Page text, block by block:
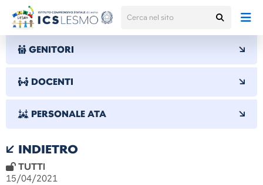
GENITORI
DOCENTI
PERSONALE ATA
INDIETRO
TUTTI
15/04/2021